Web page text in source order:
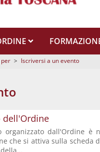
> Iscriversi a un evento
dell'Ordine
dall'Ordine è
che si attiva sulla scheda